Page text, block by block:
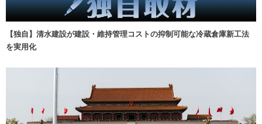
【独自】清水建設が建設・維持管理コストの抑制可能な冷蔵倉庫新工法
を実用化